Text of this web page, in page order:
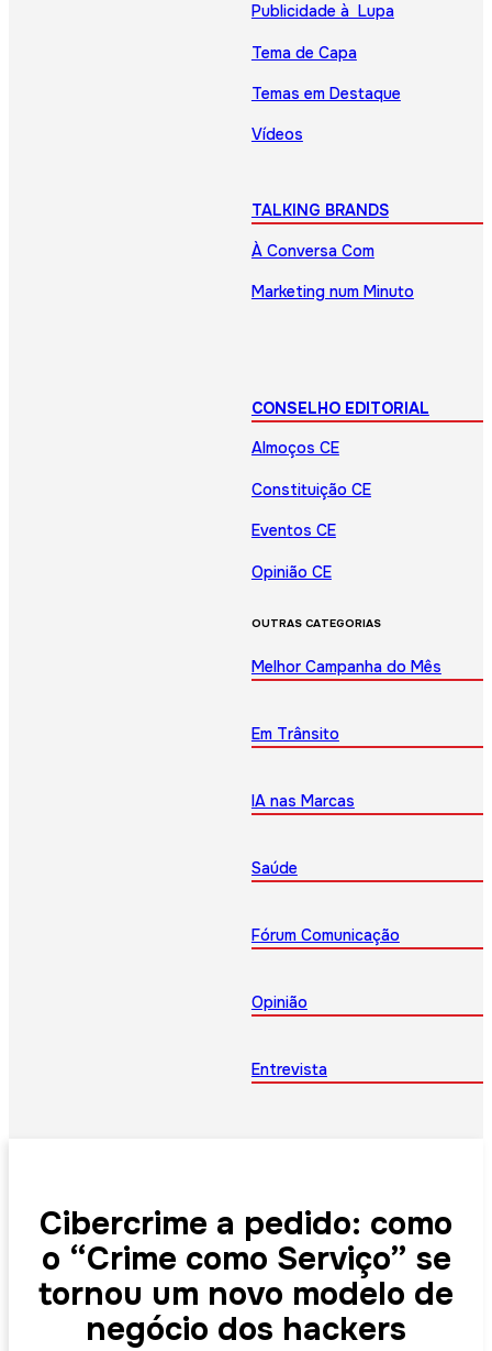
Publicidade à Lupa
Tema de Capa
Temas em Destaque
Vídeos
TALKING BRANDS
À Conversa Com
Marketing num Minuto
CONSELHO EDITORIAL
Almoços CE
Constituição CE
Eventos CE
Opinião CE
OUTRAS CATEGORIAS
Melhor Campanha do Mês
Em Trânsito
IA nas Marcas
Saúde
Fórum Comunicação
Opinião
Entrevista
Cibercrime a pedido: como
o “Crime como Serviço” se
tornou um novo modelo de
negócio dos hackers